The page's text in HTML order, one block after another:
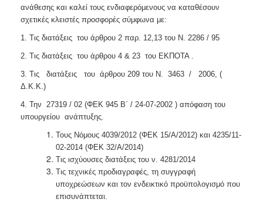
ανάθεσης και καλεί τους ενδιαφερόμενους να καταθέσουν
σχετικές κλειστές προσφορές σύμφωνα με:
1. Τις διατάξεις του άρθρου 2 παρ. 12,13 του Ν. 2286 / 95
2. Τις διατάξεις του άρθρου 4 & 23 του ΕΚΠΟΤΑ .
3. Τις διατάξεις του άρθρου 209 του Ν. 3463 / 2006, (
Δ.Κ.Κ.)
4. Την 27319 / 02 (ΦΕΚ 945 Β΄ / 24-07-2002 ) απόφαση του
υπουργείου ανάπτυξης.
Τους Νόμους 4039/2012 (ΦΕΚ 15/Α/2012) και 4235/11-
02-2014 (ΦΕΚ 32/Α/2014)
Τις ισχύουσες διατάξεις του ν. 4281/2014
Τις τεχνικές προδιαγραφές, τη συγγραφή
υποχρεώσεων και τον ενδεικτικό προϋπολογισμό που
επισυνάπτεται.